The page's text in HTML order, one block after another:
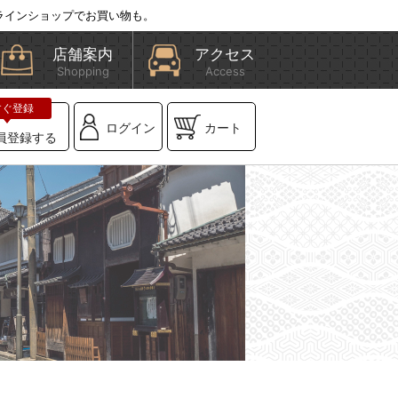
ンショップでお買い物も。
店舗案内
Shopping
アクセス
Access
登録する
ログイン カート